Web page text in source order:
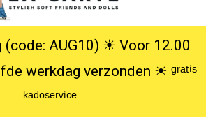
AUG10) ☀︎ Voor 12.00
werkdag verzonden ☀︎ ᵍʳᵃᵗⁱˢ
ᵏᵃᵈᵒˢᵉʳᵛⁱᶜᵉ